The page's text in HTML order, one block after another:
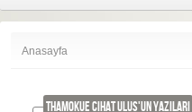
Anasayfa
Thamokue Cihat Ulus'UN YAZILARI